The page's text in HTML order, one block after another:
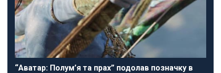
“Аватар: Полум’я та прах” подолав позначку в